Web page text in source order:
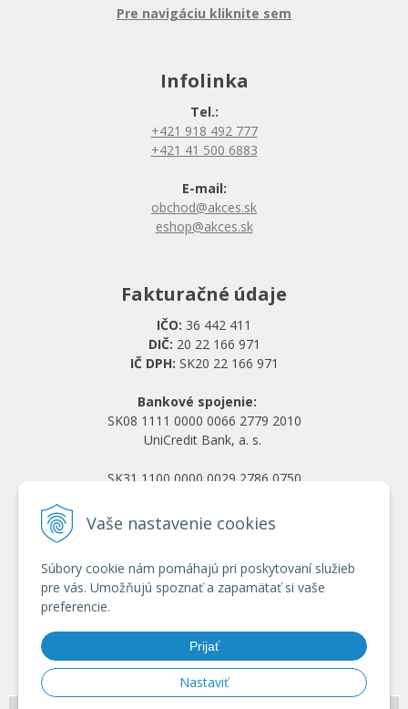
Vaše nastavenie cookies
Súbory cookie nám pomáhajú pri poskytovaní služieb
pre vás. Umožňujú spoznať a zapamätať si vaše
preferencie.
Prijať
Nastaviť
Pre navigáciu kliknite sem
Infolinka
Tel.:
+421 918 492 777
+421 41 500 6883
E-mail:
obchod@akces.sk
eshop@akces.sk
Fakturačné údaje
IČO: 36 442 411
DIČ: 20 22 166 971
IČ DPH: SK20 22 166 971
Bankové spojenie:
SK08 1111 0000 0066 2779 2010
UniCredit Bank, a. s.
SK31 1100 0000 0029 2786 0750
Obchodné podmienky
Ochrana osobných údajov
Doprava a platba
Registrácia veľkoobchod